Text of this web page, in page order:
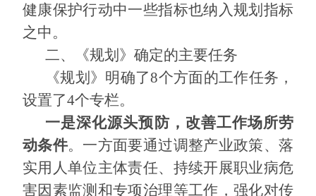
健康保护行动中一些指标也纳入规划指标
之中。
二、《规划》确定的主要任务
《规划》明确了8个方面的工作任务，
设置了4个专栏。
一是深化源头预防，改善工作场所劳
动条件。一方面要通过调整产业政策、落
实用人单位主体责任、持续开展职业病危
害因素监测和专项治理等工作，强化对传